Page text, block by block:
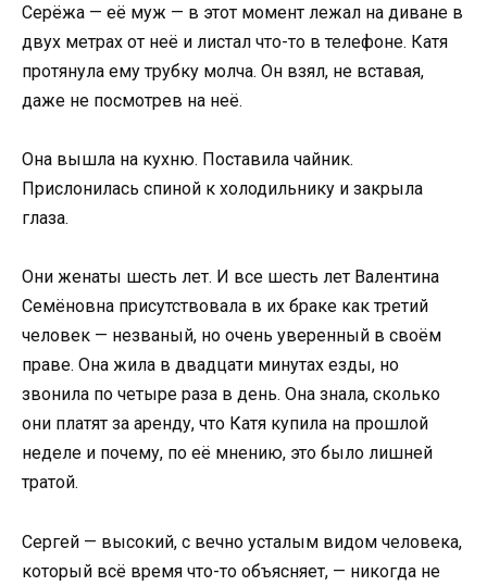
Серёжа — её муж — в этот момент лежал на диване в
двух метрах от неё и листал что-то в телефоне. Катя
протянула ему трубку молча. Он взял, не вставая,
даже не посмотрев на неё.
Она вышла на кухню. Поставила чайник.
Прислонилась спиной к холодильнику и закрыла
глаза.
Они женаты шесть лет. И все шесть лет Валентина
Семёновна присутствовала в их браке как третий
человек — незваный, но очень уверенный в своём
праве. Она жила в двадцати минутах езды, но
звонила по четыре раза в день. Она знала, сколько
они платят за аренду, что Катя купила на прошлой
неделе и почему, по её мнению, это было лишней
тратой.
Сергей — высокий, с вечно усталым видом человека,
который всё время что-то объясняет, — никогда не